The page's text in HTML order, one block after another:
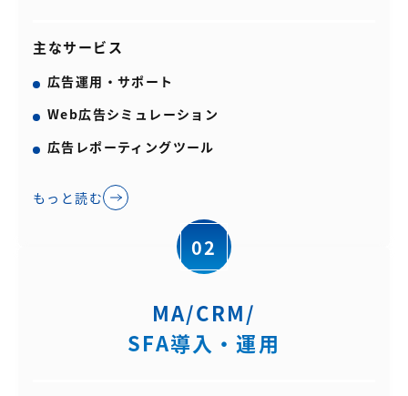
主なサービス
広告運用・サポート
Web広告シミュレーション
広告レポーティングツール
もっと読む
02
MA/CRM/
SFA導入・運用